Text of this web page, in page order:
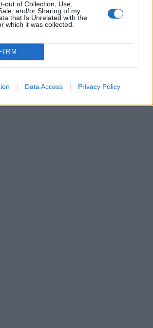
out of Collection, Use,
and/or Sharing of my
that Is Unrelated with the
which it was collected.
Data Access Privacy Policy